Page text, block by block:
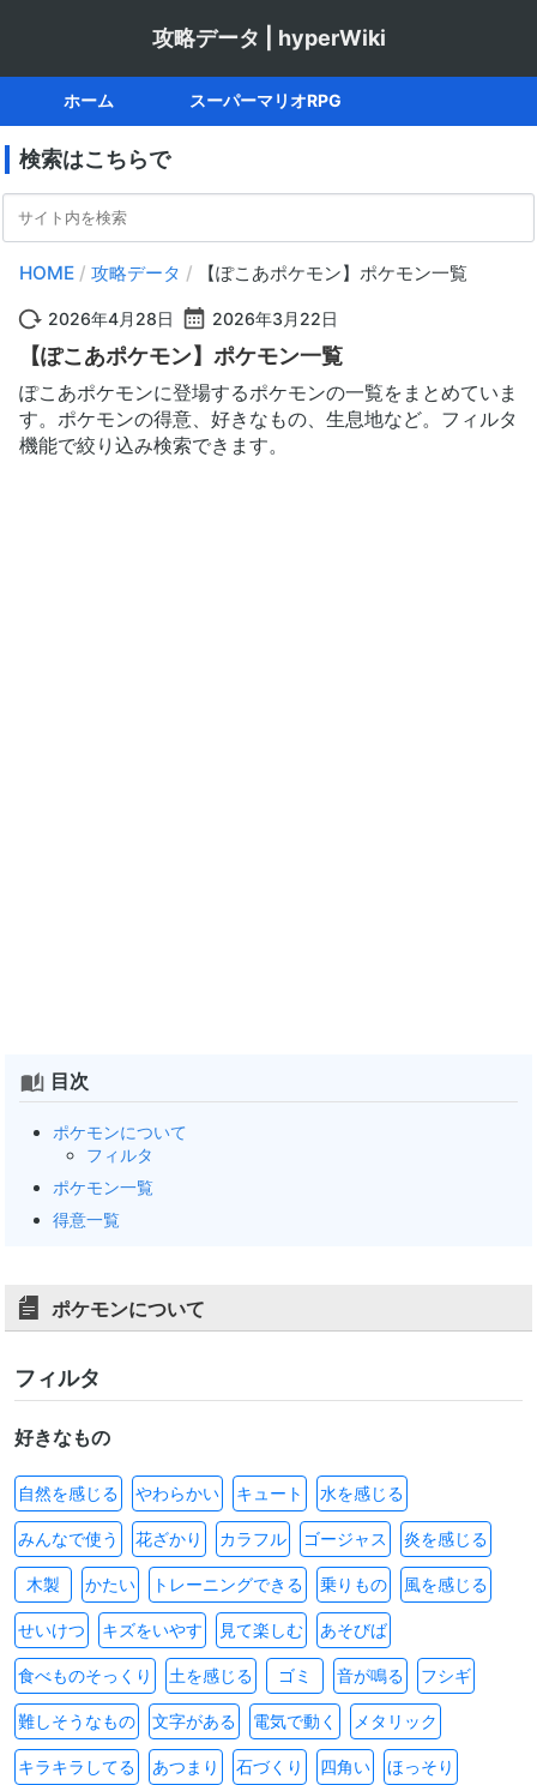
攻略データ | hyperWiki
ホーム スーパーマリオRPG
検索はこちらで
HOME / 攻略データ / 【ぽこあポケモン】ポケモン一覧
2026年4月28日 2026年3月22日
【ぽこあポケモン】ポケモン一覧
ぽこあポケモンに登場するポケモンの一覧をまとめていま
す。ポケモンの得意、好きなもの、生息地など。フィルタ
機能で絞り込み検索できます。
目次
ポケモンについて
フィルタ
ポケモン一覧
得意一覧
ポケモンについて
フィルタ
好きなもの
自然を感じる やわらかい キュート 水を感じる
みんなで使う 花ざかり カラフル ゴージャス 炎を感じる
木製 かたい トレーニングできる 乗りもの 風を感じる
せいけつ キズをいやす 見て楽しむ あそびば
食べものそっくり 土を感じる ゴミ 音が鳴る フシギ
難しそうなもの 文字がある 電気で動く メタリック
キラキラしてる あつまり 石づくり 四角い ほっそり